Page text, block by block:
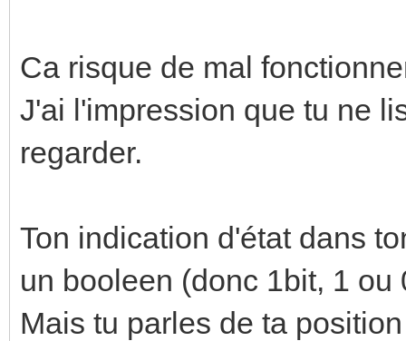
Ca risque de mal
J'ai l'impression que tu ne
regarder.
Ton indication d'état dans
un booleen (donc 1bit, 1 ou
Mais tu parles de ta